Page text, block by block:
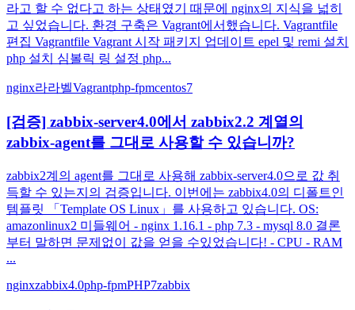
라고 할 수 없다고 하는 상태였기 때문에 nginx의 지식을 넓히
고 싶었습니다. 환경 구축은 Vagrant에서했습니다. Vagrantfile
편집 Vagrantfile Vagrant 시작 패키지 업데이트 epel 및 remi 설치
php 설치 심볼릭 링 설정 php...
nginx라라벨Vagrantphp-fpmcentos7
[검증] zabbix-server4.0에서 zabbix2.2 계열의
zabbix-agent를 그대로 사용할 수 있습니까?
zabbix2계의 agent를 그대로 사용해 zabbix-server4.0으로 값 취
득할 수 있는지의 검증입니다. 이번에는 zabbix4.0의 디폴트인
템플릿 「Template OS Linux」를 사용하고 있습니다. OS:
amazonlinux2 미들웨어 - nginx 1.16.1 - php 7.3 - mysql 8.0 결론
부터 말하면 문제없이 값을 얻을 수있었습니다! - CPU - RAM
...
nginxzabbix4.0php-fpmPHP7zabbix